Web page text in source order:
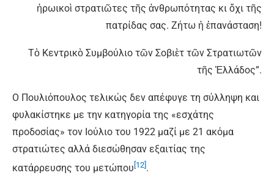
ἡρωικοὶ στρατιῶτες τῆς ἀνθρωπότητας κι ὄχι τῆς
πατρίδας σας. Ζήτω ἡ ἐπανάσταση!
Τὸ Κεντρικὸ Συμβούλιο τῶν Σοβιὲτ τῶν Στρατιωτῶν
τῆς Ἑλλάδος”.
Ο Πουλιόπουλος τελικώς δεν απέφυγε τη σύλληψη και
φυλακίστηκε με την κατηγορία της «εσχάτης
προδοσίας» τον Ιούλιο του 1922 μαζί με 21 ακόμα
στρατιώτες αλλά διεσώθησαν εξαιτίας της
κατάρρευσης του μετώπου [12] .